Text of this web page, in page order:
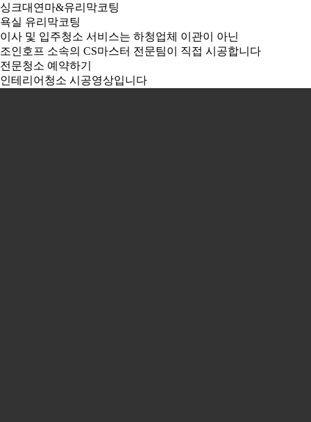
싱크대연마&유리막코팅
욕실 유리막코팅
이사 및 입주청소 서비스는 하청업체 이관이 아닌
조인호프 소속의 CS마스터 전문팀이 직접 시공합니다
전문청소 예약하기
인테리어청소 시공영상입니다